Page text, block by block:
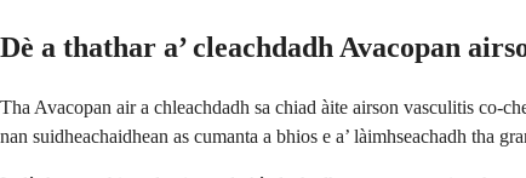
Dè a thathar a’ cleachdadh Avacopan
Tha Avacopan air a chleachdadh sa chiad àite airson vasculitis co-
nan suidheachaidhean as cumanta a bhios e a’ làimhseachadh tha